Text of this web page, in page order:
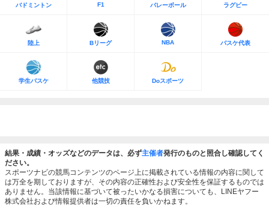
バドミントン F1 バレーボール ラグビー
陸上 Bリーグ NBA バスケ代表
学生バスケ 他競技 Doスポーツ
結果・成績・オッズなどのデータは、必ず主催者発行のものと照合し確認してく
ださい。
スポーツナビの競馬コンテンツのページ上に掲載されている情報の内容に関して
は万全を期しておりますが、その内容の正確性および安全性を保証するものでは
ありません。当該情報に基づいて被ったいかなる損害についても、LINEヤフー
株式会社および情報提供者は一切の責任を負いかねます。